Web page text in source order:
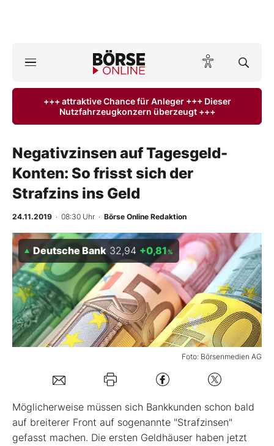
ktuelle Ausgabe BÖRSE ONLINE lesen
Anlageprodukte
Finanz-Check
BO-Musterdepots
Experten
Mein B:O
Mein Konto
Folgen Sie uns
Kontakt
+++ attraktive Chance für Anleger +++ Dieser
Nutzfahrzeugkonzern überzeugt +++
Negativzinsen auf Tagesgeld-
Konten: So frisst sich der
Strafzins ins Geld
24.11.2019 · 08:30 Uhr · Börse Online Redaktion
Foto: Börsenmedien AG
Deutsche Bank 32,94 +0,81%
Möglicherweise müssen sich Bankkunden schon bald
auf breiterer Front auf sogenannte "Strafzinsen"
gefasst machen. Die ersten Geldhäuser haben jetzt